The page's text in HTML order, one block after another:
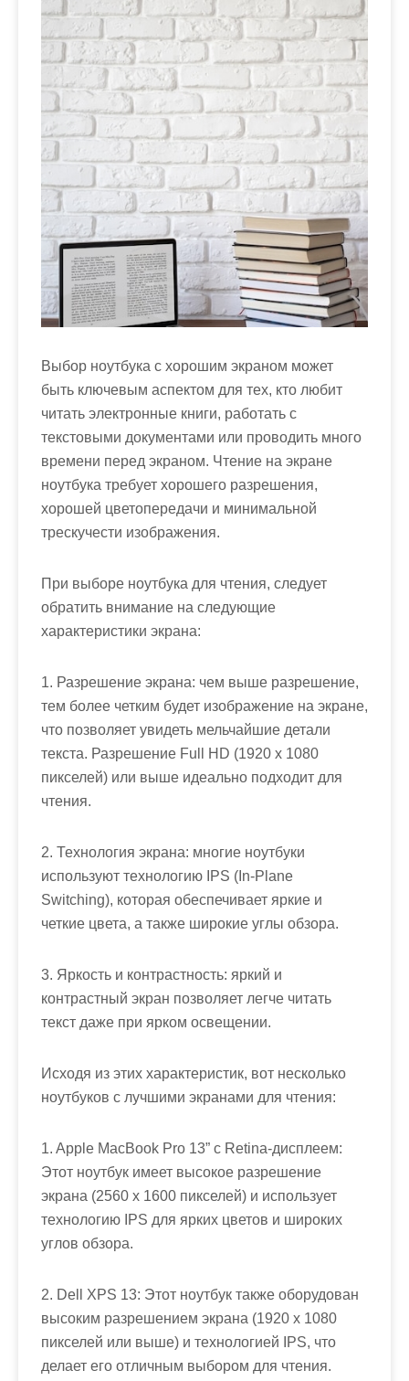
Выбор ноутбука с хорошим экраном может
быть ключевым аспектом для тех, кто любит
читать электронные книги, работать с
текстовыми документами или проводить много
времени перед экраном. Чтение на экране
ноутбука требует хорошего разрешения,
хорошей цветопередачи и минимальной
трескучести изображения.
При выборе ноутбука для чтения, следует
обратить внимание на следующие
характеристики экрана:
1. Разрешение экрана: чем выше разрешение,
тем более четким будет изображение на экране,
что позволяет увидеть мельчайшие детали
текста. Разрешение Full HD (1920 x 1080
пикселей) или выше идеально подходит для
чтения.
2. Технология экрана: многие ноутбуки
используют технологию IPS (In-Plane
Switching), которая обеспечивает яркие и
четкие цвета, а также широкие углы обзора.
3. Яркость и контрастность: яркий и
контрастный экран позволяет легче читать
текст даже при ярком освещении.
Исходя из этих характеристик, вот несколько
ноутбуков с лучшими экранами для чтения:
1. Apple MacBook Pro 13” с Retina-дисплеем:
Этот ноутбук имеет высокое разрешение
экрана (2560 x 1600 пикселей) и использует
технологию IPS для ярких цветов и широких
углов обзора.
2. Dell XPS 13: Этот ноутбук также оборудован
высоким разрешением экрана (1920 x 1080
пикселей или выше) и технологией IPS, что
делает его отличным выбором для чтения.